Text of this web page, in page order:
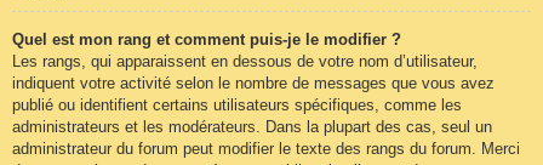
Quel est mon rang et comment puis-je le modifier ?
Les rangs, qui apparaissent en dessous de votre nom d’utilisateur,
indiquent votre activité selon le nombre de messages que vous avez
publié ou identifient certains utilisateurs spécifiques, comme les
administrateurs et les modérateurs. Dans la plupart des cas, seul un
administrateur du forum peut modifier le texte des rangs du forum. Merci